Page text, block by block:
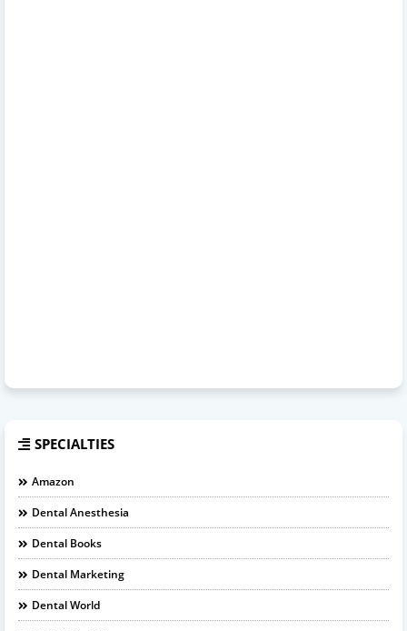
SPECIALTIES
Amazon
Dental Anesthesia
Dental Books
Dental Marketing
Dental World